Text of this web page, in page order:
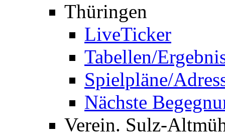
Thüringen
LiveTicker
Tabellen/
Spielpläne/
Nächste
Verein. Sulz-